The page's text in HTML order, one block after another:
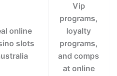
online
slots
Vip
programs,
loyalty
programs,
and comps
at online